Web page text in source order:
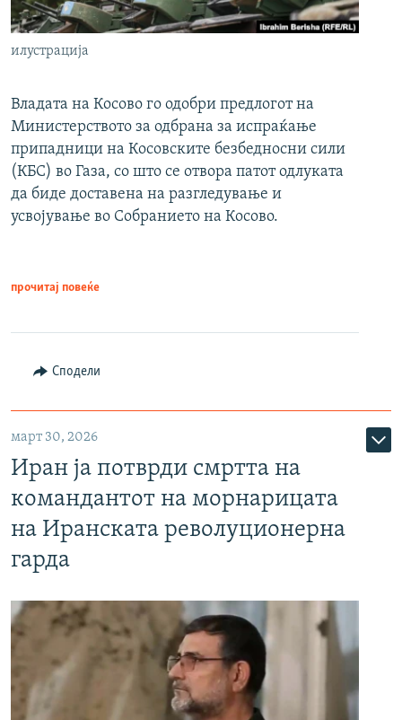
илустрација
Владата на Косово го одобри предлогот на
Министерството за одбрана за испраќање
припадници на Косовските безбедносни сили
(КБС) во Газа, со што се отвора патот одлуката
да биде доставена на разгледување и
усвојување во Собранието на Косово.
прочитај повеќе
Сподели
март 30, 2026
Иран ја потврди смртта на
командантот на морнарицата
на Иранската револуционерна
гарда